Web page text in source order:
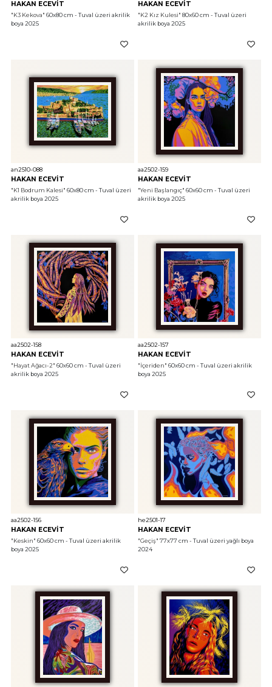
HAKAN ECEVİT
"K3 Kekova" 60x80 cm - Tuval üzeri akrilik
boya 2025
HAKAN ECEVİT
"K2 Kız Kulesi" 80x60 cm - Tuval üzeri
akrilik boya 2025
an2510-088
HAKAN ECEVİT
"K1 Bodrum Kalesi" 60x80 cm - Tuval üzeri
akrilik boya 2025
aa2502-159
HAKAN ECEVİT
"Yeni Başlangıç" 60x60 cm - Tuval üzeri
akrilik boya 2025
aa2502-158
HAKAN ECEVİT
"Hayat Ağacı-2" 60x60 cm - Tuval üzeri
akrilik boya 2025
aa2502-157
HAKAN ECEVİT
"İçeriden" 60x60 cm - Tuval üzeri akrilik
boya 2025
aa2502-156
HAKAN ECEVİT
"Keskin" 60x60 cm - Tuval üzeri akrilik
boya 2025
he2501-17
HAKAN ECEVİT
"Geçiş" 77x77 cm - Tuval üzeri yağlı boya
2024